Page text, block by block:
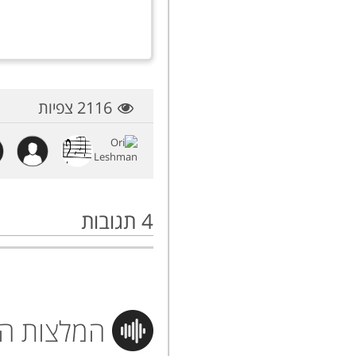
2116 צפיות
4 תגובות
המלצות